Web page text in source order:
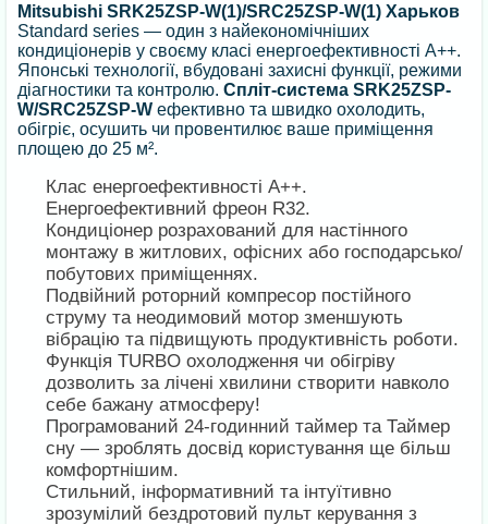
Mitsubishi SRK25ZSP-W(1)/SRC25ZSP-W(1) Харьков
Standard series — один з найекономічніших
кондиціонерів у своєму класі енергоефективності А++.
Японські технології, вбудовані захисні функції, режими
діагностики та контролю.Спліт-система SRK25ZSP-
W/SRC25ZSP-W ефективно та швидко охолодить,
обігріє, осушить чи провентилює ваше приміщення
площею до 25 м².
Клас енергоефективності А++.
Енергоефективний фреон R32.
Кондиціонер розрахований для настінного
монтажу в житлових, офісних або господарсько/
побутових приміщеннях.
Подвійний роторний компресор постійного
струму та неодимовий мотор зменшують
вібрацію та підвищують продуктивність роботи.
Функція TURBO охолодження чи обігріву
дозволить за лічені хвилини створити навколо
себе бажану атмосферу!
Програмований 24-годинний таймер та Таймер
сну — зроблять досвід користування ще більш
комфортнішим.
Стильний, інформативний та інтуїтивно
зрозумілий бездротовий пульт керування з